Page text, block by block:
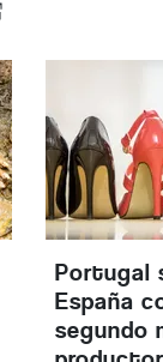
Portugal
España
segundo